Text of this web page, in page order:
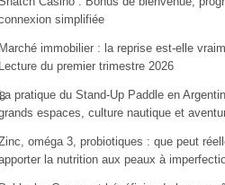
simplifiée
immobilier : la reprise est-elle
du premier trimestre 2026
pratique du Stand-Up Paddle en
espaces, culture nautique et
oméga 3, probiotiques : que peut
la nutrition aux peaux à